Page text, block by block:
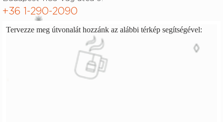
+36 1-290-2090
Tervezze meg útvonalát hozzánk az alábbi térkép segítségével: